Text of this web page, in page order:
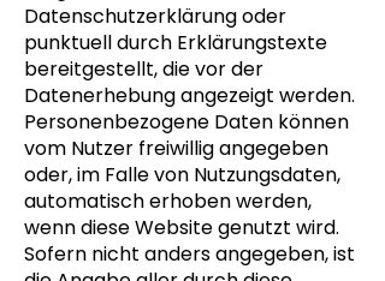
Datenschutzerklärung oder
punktuell durch Erklärungstexte
bereitgestellt, die vor der
Datenerhebung angezeigt werden.
Personenbezogene Daten können
vom Nutzer freiwillig angegeben
oder, im Falle von Nutzungsdaten,
automatisch erhoben werden,
wenn diese Website genutzt wird.
Sofern nicht anders angegeben, ist